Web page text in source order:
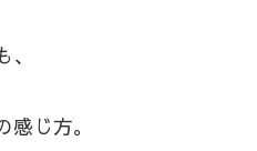
じ方。